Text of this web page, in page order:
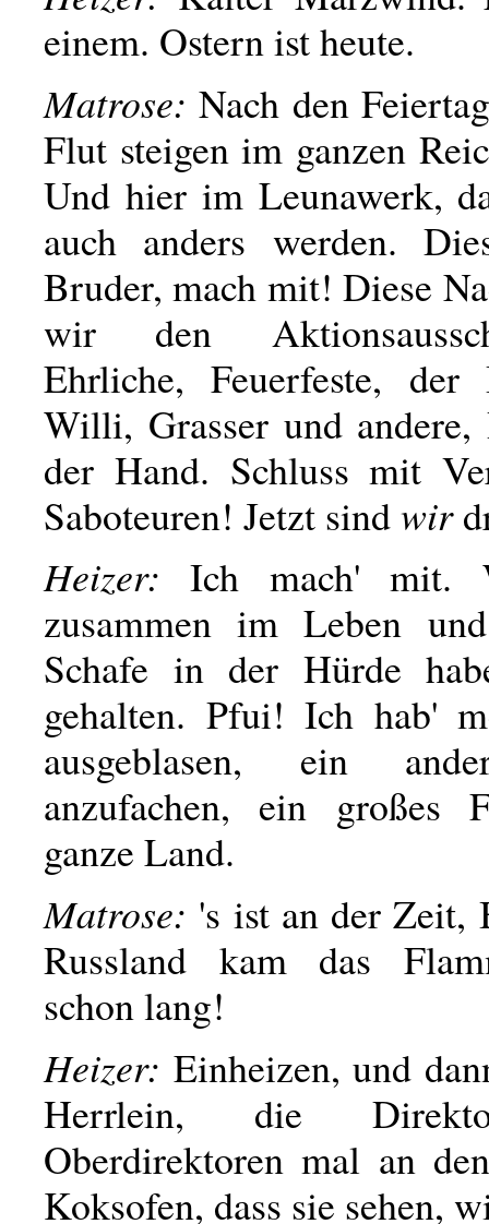
einem. Ostern ist heute.
Matrose:Nach den
Flut steigen im ganzen
Und hier im Leunawerk,
auch anders werden.
Bruder, mach mit! Diese
wir den
Ehrliche, Feuerfeste,
Willi, Grasser und andere,
der Hand. Schluss mit
Saboteuren! Jetzt sindwir
Heizer:Ich mach' mit.
zusammen im Leben
Schafe in der Hürde
gehalten. Pfui! Ich hab'
ausgeblasen, ein
anzufachen, ein großes
ganze Land.
Matrose: 's ist an der Zeit,
Russland kam das
schon lang!
Heizer: Einheizen, und
Herrlein, die
Oberdirektoren mal an
Koksofen, dass sie sehen,